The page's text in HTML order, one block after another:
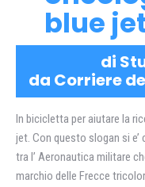
blue
di
da Corriere
In bicicletta per aiutare la
jet. Con questo slogan si
tra l’ Aeronautica militare
marchio delle Frecce